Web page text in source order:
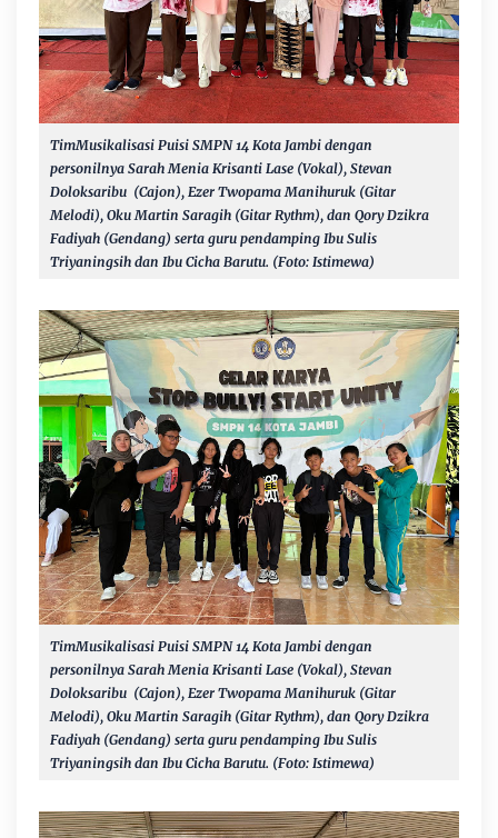
TimMusikalisasi Puisi SMPN 14 Kota Jambi dengan
personilnya Sarah Menia Krisanti Lase (Vokal), Stevan
Doloksaribu (Cajon), Ezer Twopama Manihuruk (Gitar
Melodi), Oku Martin Saragih (Gitar Rythm), dan Qory Dzikra
Fadiyah (Gendang) serta guru pendamping Ibu Sulis
Triyaningsih dan Ibu Cicha Barutu. (Foto: Istimewa)
TimMusikalisasi Puisi SMPN 14 Kota Jambi dengan
personilnya Sarah Menia Krisanti Lase (Vokal), Stevan
Doloksaribu (Cajon), Ezer Twopama Manihuruk (Gitar
Melodi), Oku Martin Saragih (Gitar Rythm), dan Qory Dzikra
Fadiyah (Gendang) serta guru pendamping Ibu Sulis
Triyaningsih dan Ibu Cicha Barutu. (Foto: Istimewa)